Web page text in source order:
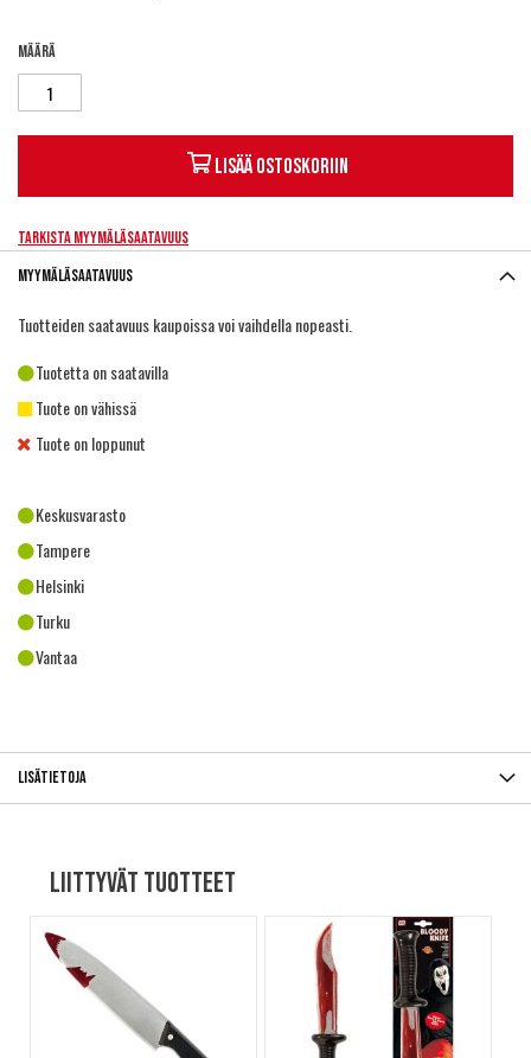
Määrä
Lisää ostoskoriin
Tarkista myymäläsaatavuus
Myymäläsaatavuus
Tuotteiden saatavuus kaupoissa voi vaihdella nopeasti.
Tuotetta on saatavilla
Tuote on vähissä
Tuote on loppunut
Keskusvarasto
Tampere
Helsinki
Turku
Vantaa
Lisätietoja
Liittyvät tuotteet